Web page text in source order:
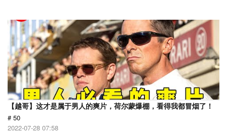
【越哥】这才是属于男人的爽片，荷尔蒙爆棚，看得我都冒烟了！
# 50
2022-07-28 07:58